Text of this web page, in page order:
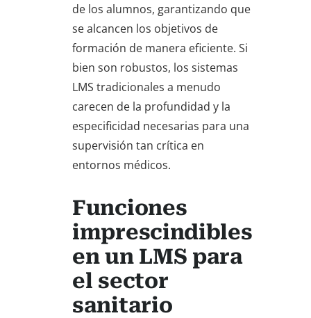
de los alumnos, garantizando que
se alcancen los objetivos de
formación de manera eficiente. Si
bien son robustos, los sistemas
LMS tradicionales a menudo
carecen de la profundidad y la
especificidad necesarias para una
supervisión tan crítica en
entornos médicos.
Funciones
imprescindibles
en un LMS para
el sector
sanitario